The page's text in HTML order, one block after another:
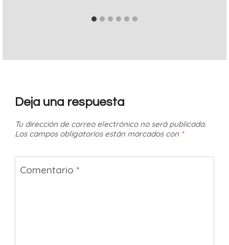
Deja una respuesta
Tu dirección de correo electrónico no será publicada.
Los campos obligatorios están marcados con *
Comentario *